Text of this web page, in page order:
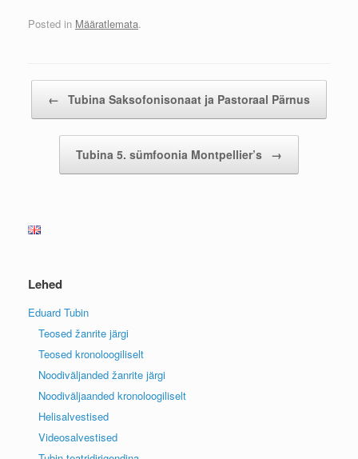
Posted in Määratlemata.
← Tubina Saksofonisonaat ja Pastoraal Pärnus
Tubina 5. sümfoonia Montpellier’s →
Lehed
Eduard Tubin
Teosed žanrite järgi
Teosed kronoloogiliselt
Noodiväljanded žanrite järgi
Noodiväljaanded kronoloogiliselt
Helisalvestised
Videosalvestised